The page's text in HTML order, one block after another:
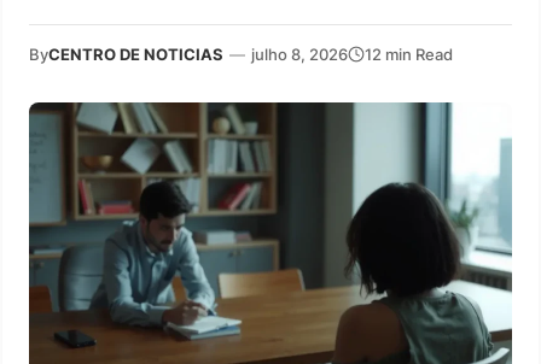
ByCENTRO DE NOTICIAS — julho 8, 2026 12 min Read